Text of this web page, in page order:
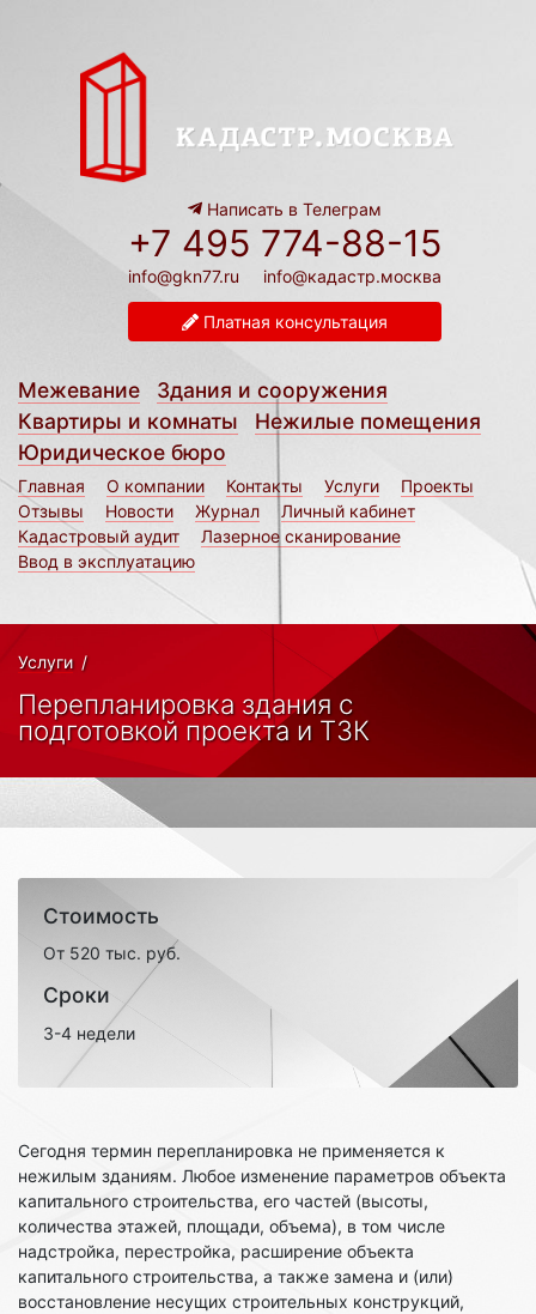
Написать в Телеграм
+7 495 774-88-15
info@gkn77.ru info@кадастр.москва
Платная консультация
Межевание
Здания и сооружения
Квартиры и комнаты
Нежилые помещения
Юридическое бюро
Главная О компании Контакты Услуги
Проекты
Отзывы
Новости Журнал
Личный кабинет
Кадастровый аудит
Лазерное сканирование
Ввод в эксплуатацию
Услуги /
Перепланировка здания с
подготовкой проекта и ТЗК
Стоимость
От 520 тыс. руб.
Сроки
3-4 недели
Сегодня термин перепланировка не применяется к
нежилым зданиям. Любое изменение параметров объекта
капитального строительства, его частей (высоты,
количества этажей, площади, объема), в том числе
надстройка, перестройка, расширение объекта
капитального строительства, а также замена и (или)
восстановление несущих строительных конструкций,